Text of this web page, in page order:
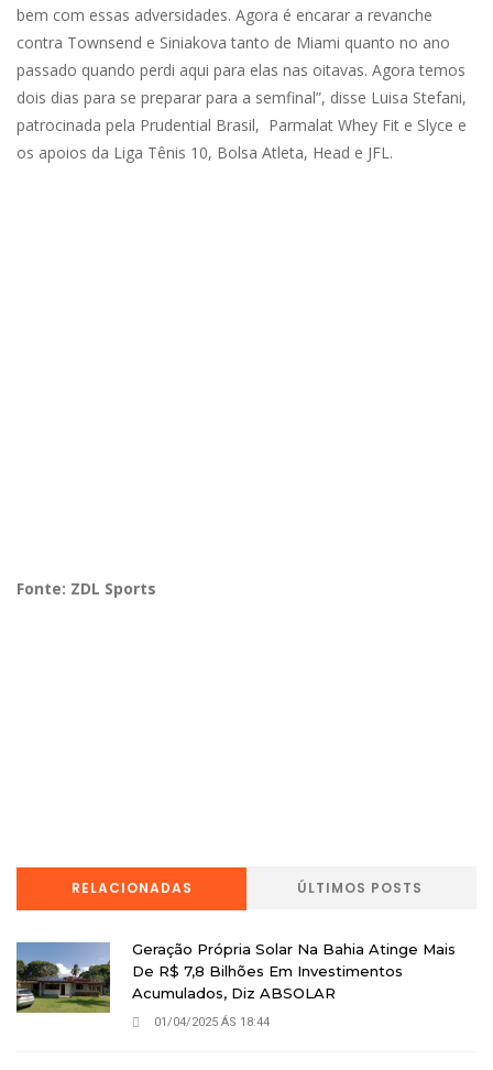
bem com essas adversidades. Agora é encarar a revanche
contra Townsend e Siniakova tanto de Miami quanto no ano
passado quando perdi aqui para elas nas oitavas. Agora temos
dois dias para se preparar para a semfinal”, disse Luisa Stefani,
patrocinada pela Prudential Brasil, Parmalat Whey Fit e Slyce e
os apoios da Liga Tênis 10, Bolsa Atleta, Head e JFL.
Fonte: ZDL Sports
RELACIONADAS ÚLTIMOS POSTS
Geração Própria Solar Na Bahia Atinge Mais
De R$ 7,8 Bilhões Em Investimentos
Acumulados, Diz ABSOLAR
01/04/2025 ÁS 18:44